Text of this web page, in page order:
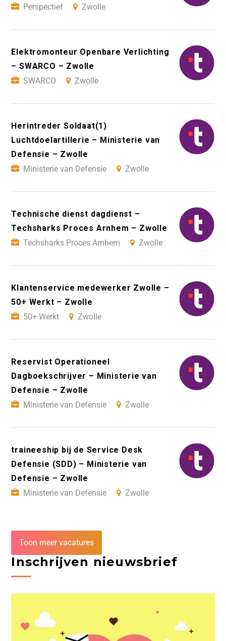
Perspectief
Zwolle
Elektromonteur Openbare Verlichting
– SWARCO – Zwolle
SWARCO
Zwolle
Herintreder Soldaat(1)
Luchtdoelartillerie – Ministerie van
Defensie – Zwolle
Ministerie van Defensie
Zwolle
Technische dienst dagdienst –
Techsharks Proces Arnhem – Zwolle
Techsharks Proces Arnhem
Zwolle
Klantenservice medewerker Zwolle –
50+ Werkt – Zwolle
50+ Werkt
Zwolle
Reservist Operationeel
Dagboekschrijver – Ministerie van
Defensie – Zwolle
Ministerie van Defensie
Zwolle
traineeship bij de Service Desk
Defensie (SDD) – Ministerie van
Defensie – Zwolle
Ministerie van Defensie
Zwolle
Toon meer vacatures
Inschrijven nieuwsbrief